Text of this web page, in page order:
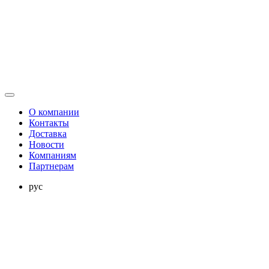
О компании
Контакты
Доставка
Новости
Компаниям
Партнерам
рус